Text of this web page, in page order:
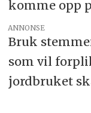
komme opp
ANNONSE
Bruk
som vil
jordbruket